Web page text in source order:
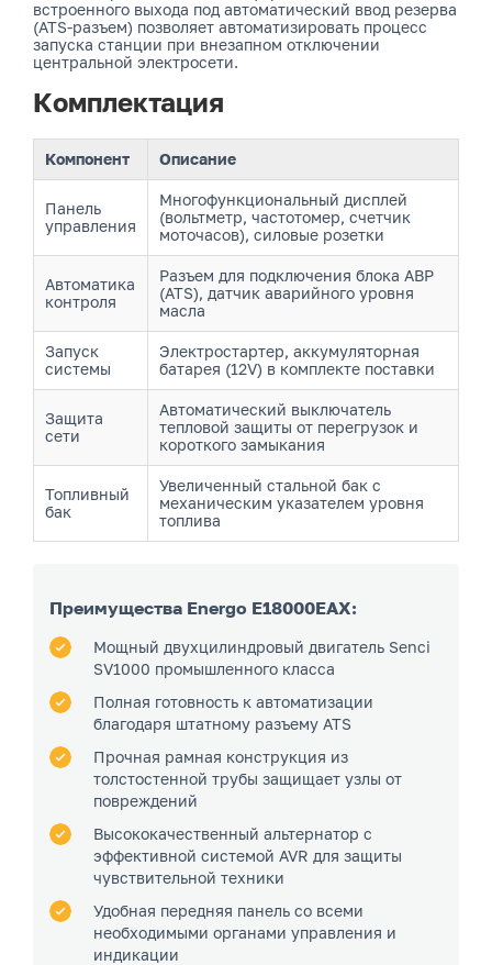
встроенного выхода под автоматический ввод резерва
(ATS-разъем) позволяет автоматизировать процесс
запуска станции при внезапном отключении
центральной электросети.
Комплектация
Компонент Описание
Панель
управления
Многофункциональный дисплей
(вольтметр, частотомер, счетчик
моточасов), силовые розетки
Автоматика
контроля
Разъем для подключения блока АВР
(ATS), датчик аварийного уровня
масла
Запуск
системы
Электростартер, аккумуляторная
батарея (12V) в комплекте поставки
Защита
сети
Автоматический выключатель
тепловой защиты от перегрузок и
короткого замыкания
Топливный
бак
Увеличенный стальной бак с
механическим указателем уровня
топлива
Преимущества Energo E18000EAX:
Мощный двухцилиндровый двигатель Senci
SV1000 промышленного класса
Полная готовность к автоматизации
благодаря штатному разъему ATS
Прочная рамная конструкция из
толстостенной трубы защищает узлы от
повреждений
Высококачественный альтернатор с
эффективной системой AVR для защиты
чувствительной техники
Удобная передняя панель со всеми
необходимыми органами управления и
индикации